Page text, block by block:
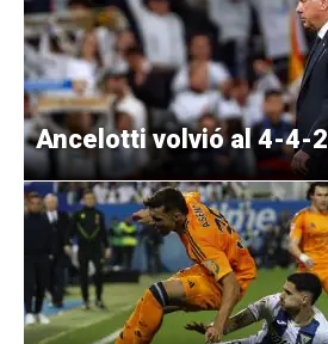
Ancelotti volvió al 4-4-2